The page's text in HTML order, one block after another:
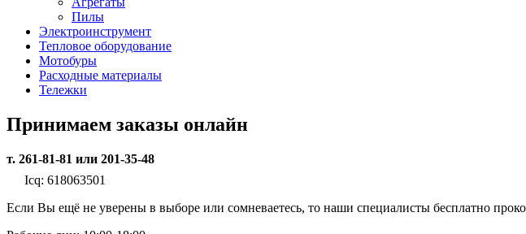
Пилы
Электроинструмент
Тепловое оборудование
Мотобуры
Расходные материалы
Тележки
Принимаем заказы онлайн
т. 261-81-81 или 201-35-48
Icq: 618063501
Если Вы ещё не уверены в выборе или сомневаетесь, то наши специалисты бесплатно